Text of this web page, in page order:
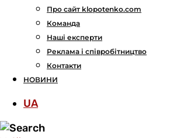
Про сайт klopotenko.com
Команда
Наші експерти
Реклама і співробітництво
Контакти
НОВИНИ
UA